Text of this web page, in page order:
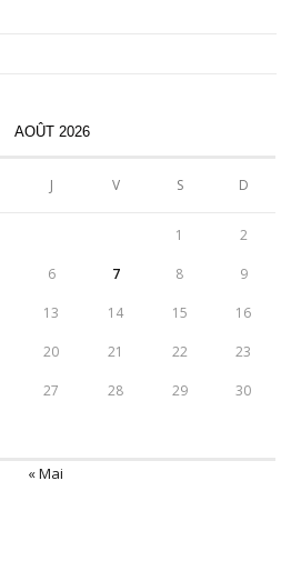
AOÛT 2026
J V S D
1 2
6 7 8 9
13 14 15 16
20 21 22 23
27 28 29 30
« Mai